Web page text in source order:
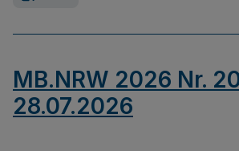
MB.NRW 2026 Nr.
28.07.2026